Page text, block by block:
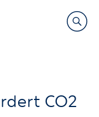
Search
CO2